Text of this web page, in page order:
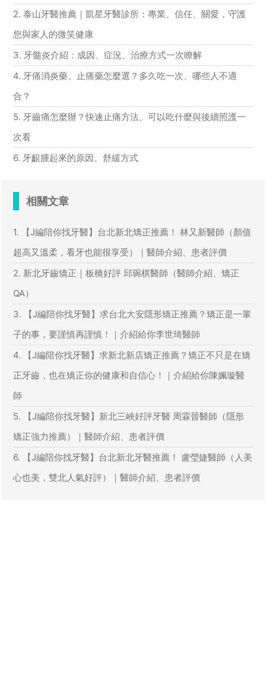
2. 泰山牙醫推薦｜凱星牙醫診所：專業、信任、關愛，守護
您與家人的微笑健康
3. 牙髓炎介紹：成因、症況、治療方式一次瞭解
4. 牙痛消炎藥、止痛藥怎麼選？多久吃一次、哪些人不適
合？
5. 牙齒痛怎麼辦？快速止痛方法、可以吃什麼與後續照護一
次看
6. 牙齦腫起來的原因、舒緩方式
相關文章
1. 【J編陪你找牙醫】台北新北矯正推薦！ 林又新醫師（顏值
超高又溫柔，看牙也能很享受）｜醫師介紹、患者評價
2. 新北牙齒矯正｜板橋好評 邱琬棋醫師（醫師介紹、矯正
QA）
3. 【J編陪你找牙醫】求台北大安隱形矯正推薦？矯正是一輩
子的事，要謹慎再謹慎！｜介紹給你李世琦醫師
4. 【J編陪你找牙醫】求新北新店矯正推薦？矯正不只是在矯
正牙齒，也在矯正你的健康和自信心！｜介紹給你陳姵璇醫
師
5. 【J編陪你找牙醫】新北三峽好評牙醫 周霖晉醫師（隱形
矯正強力推薦）｜醫師介紹、患者評價
6. 【J編陪你找牙醫】台北新北牙醫推薦！ 盧瑩婕醫師（人美
心也美，雙北人氣好評）｜醫師介紹、患者評價